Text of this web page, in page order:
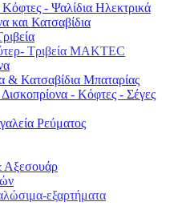
- Ψαλίδια Ηλεκτρικά
και Κατσαβίδια
Τριβεία MAKTEC
& Κατσαβίδια Μπαταρίας
- Κόφτες - Σέγες
Ρεύματος
Αξεσουάρ
εξαρτήματα